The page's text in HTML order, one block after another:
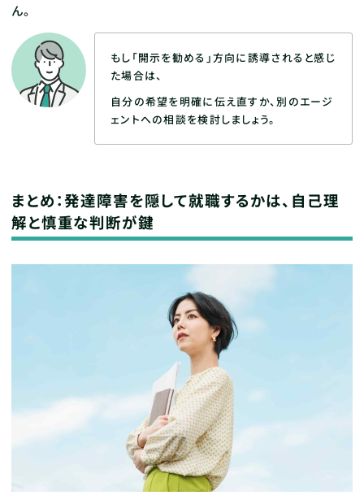
ん。
もし「開示を勧める」方向に誘導されると感じ
た場合は、
自分の希望を明確に伝え直すか、別のエージ
ェントへの相談を検討しましょう。
まとめ：発達障害を隠して就職するかは、自己理
解と慎重な判断が鍵